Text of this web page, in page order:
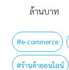
ล้านบาท
#e-commerce
#ร้านค้าออนไลน์